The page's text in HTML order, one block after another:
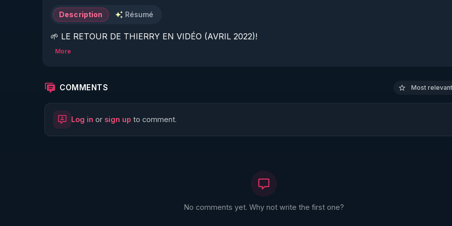
Description Résumé
🌱 LE RETOUR DE THIERRY EN VIDÉO (AVRIL 2022)!
🌱 LE MAGAZINE RÉGÉNÈRE
http://rgnr.li/ymag
More
COMMENTS Most
Log in or sign up to comment.
No comments yet. Why not write the first one?